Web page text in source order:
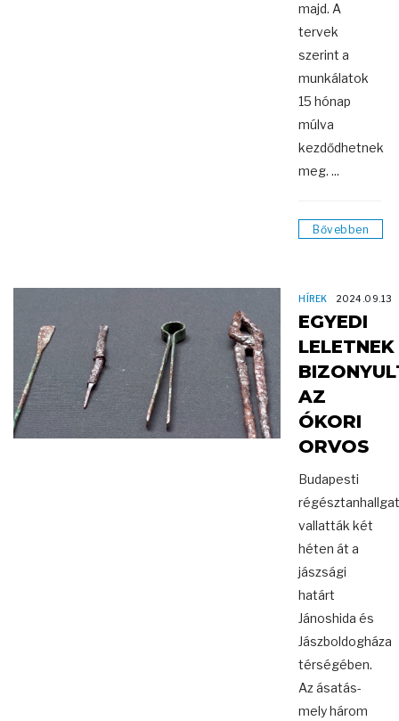
majd. A
tervek
szerint a
munkálatok
15 hónap
múlva
kezdődhetnek
meg. ...
Bővebben
HÍREK 2024.09.13
EGYEDI
LELETNEK
AZ
ÓKORI
ORVOS
Budapesti
vallatták két
héten át a
jászsági
határt
Jánoshida és
Jászboldogháza
térségében.
Az ásatás-
mely három